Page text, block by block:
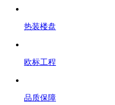
热装楼盘
欧标工程
品质保障